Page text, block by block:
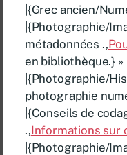
|{Grec ancien/
|{Photographie/
métadonnées .,
en bibliothèque.} »
|{Photographie/
photographie
|{Conseils de
.,Informations sur
|{Photographie/